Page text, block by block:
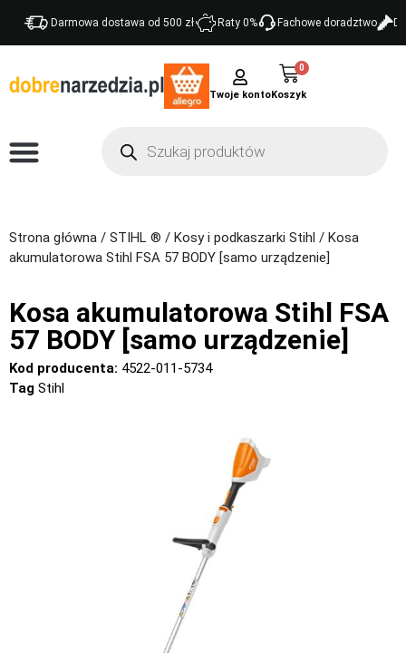
Darmowa dostawa od 500 zł Raty 0% Fachowe doradztwo
Twoje konto
0
Strona główna / STIHL ® / Kosy i podkaszarki Stihl / Kosa
akumulatorowa Stihl FSA 57 BODY [samo urządzenie]
Kosa akumulatorowa Stihl FSA
57 BODY [samo urządzenie]
Kod producenta: 4522-011-5734
Tag Stihl